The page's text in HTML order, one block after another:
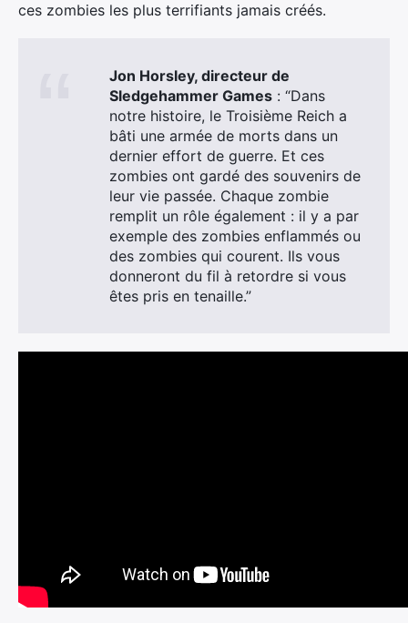
ces zombies les plus terrifiants jamais créés.
Jon Horsley, directeur de
Sledgehammer Games : “Dans
notre histoire, le Troisième Reich a
bâti une armée de morts dans un
dernier effort de guerre. Et ces
zombies ont gardé des souvenirs de
leur vie passée. Chaque zombie
remplit un rôle également : il y a par
exemple des zombies enflammés ou
des zombies qui courent. Ils vous
donneront du fil à retordre si vous
êtes pris en tenaille.”